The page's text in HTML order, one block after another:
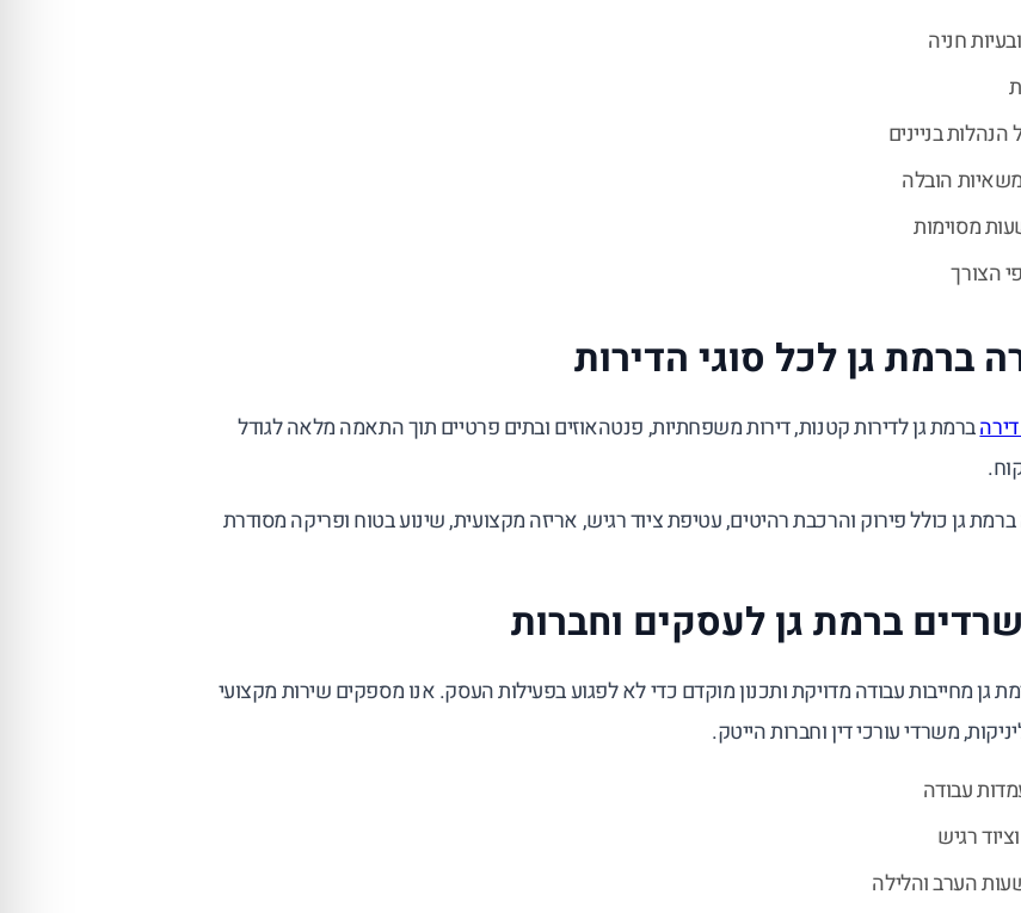
חניה
בניינים
הובלה
מסוימות
הצורך
ברמת גן לכל סוגי הדירות
ברמת גן לדירות קטנות, דירות משפחתיות, פנטהאוזים ובתים פרטיים תוך התאמה מלאה לגודל
גן כולל פירוק והרכבת רהיטים, עטיפת ציוד רגיש, אריזה מקצועית, שינוע בטוח ופריקה מסודרת
ברמת גן לעסקים וחברות
גן מחייבות עבודה מדויקת ותכנון מוקדם כדי לא לפגוע בפעילות העסק. אנו מספקים שירות מקצועי
משרדי עורכי דין וחברות הייטק.
עבודה
רגיש
הערב והלילה